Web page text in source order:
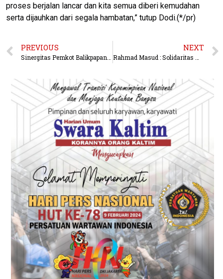
proses berjalan lancar dan kita semua diberi kemudahan
serta dijauhkan dari segala hambatan,” tutup Dodi.(*/pr)
PREVIOUS NEXT